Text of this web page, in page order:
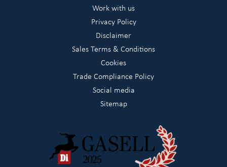
Work with us
Privacy Policy
Disclaimer
Sales Terms & Conditions
Cookies
Trade Compliance Policy
Social media
Sitemap